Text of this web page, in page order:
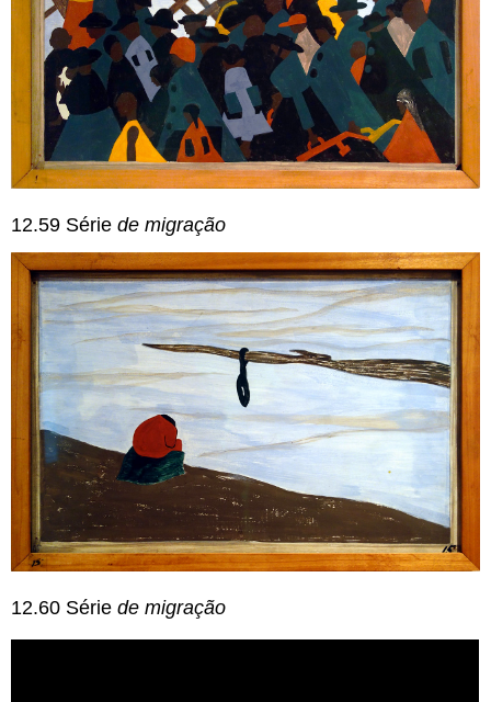
12.59 Sériede migração
12.60 Sériede migração